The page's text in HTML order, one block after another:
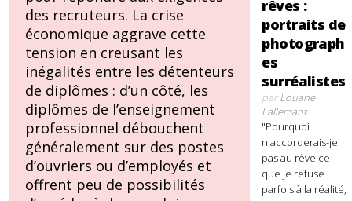
des recruteurs. La crise
économique aggrave cette
tension en creusant les
inégalités entre les détenteurs
de diplômes : d’un côté, les
diplômes de l’enseignement
professionnel débouchent
généralement sur des postes
d’ouvriers ou d’employés et
offrent peu de possibilités
rêves :
portraits de
photograph
es
surréalistes
parLouane
Lallemant
"Pourquoi
n'accorderais-je
pas au rêve ce
que je refuse
parfois à la réalité,